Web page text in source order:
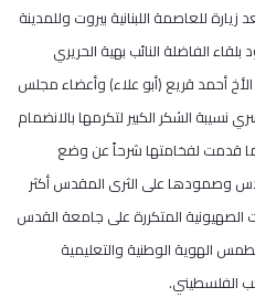
للعاصمة اللبنانية بيروت وللمدينة
الفاضلة النائب بهية الحريري
أحمد قريع (أبو علاء) وأعضاء مجلس
نسيبة الشكر الكبير لتكرمها بالانضمام
قدمت لفخامتها شرحاً عن وضع
وصمودها على الثرى المقدس أكثر
الصهيونية المتكررة على جامعة القدس
الهوية الوطنية والتعليمية
الفلسطيني.